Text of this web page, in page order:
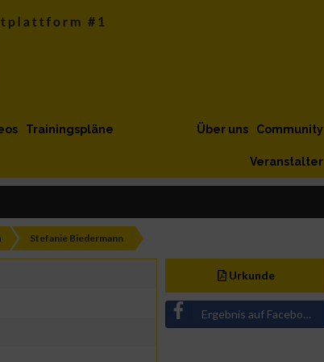
Trainingspläne Community
Über uns
Veranstalter
Stefanie Biedermann
Urkunde
Ergebnis auf Facebook teilen